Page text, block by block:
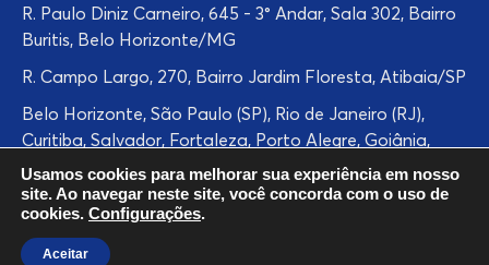
R. Paulo Diniz Carneiro, 645 - 3° Andar, Sala 302, Bairro
Buritis, Belo Horizonte/MG
R. Campo Largo, 270, Bairro Jardim Floresta, Atibaia/SP
Belo Horizonte, São Paulo (SP), Rio de Janeiro (RJ),
Curitiba, Salvador, Fortaleza, Porto Alegre, Goiânia,
Campinas, Recife, Guarulhos, Manaus, Belém,
Contagem, Betim, Atibaia, Bragaça Paulista, Cuiabá,
Florianópolis, Itatiba, Alexânia, Aracruz, Arapiraca,
Ariquemes, Aruja, Barueri, Blumenau, entre outras.
Usamos cookies para melhorar sua experiência em nosso
site. Ao navegar neste site, você concorda com o uso de
cookies. Configurações.
Aceitar